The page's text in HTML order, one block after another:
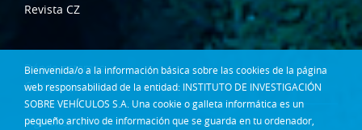
Bienvenida/o a la información básica sobre las cookies de la página
web responsabilidad de la entidad: INSTITUTO DE INVESTIGACIÓN
SOBRE VEHÍCULOS S.A. Una cookie o galleta informática es un
pequeño archivo de información que se guarda en tu ordenador,
Revista CZ
Dónde estamos
Contacta
Síguenos en: